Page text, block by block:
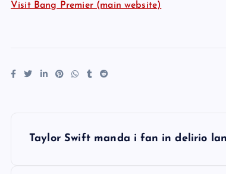
Visit Bang Premier (main website)
Taylor Swift manda i fan in delirio